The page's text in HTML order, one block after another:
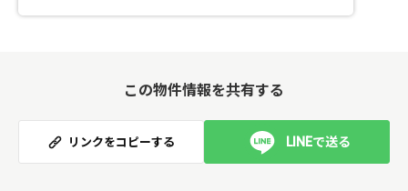
この物件情報を共有する
リンクをコピーする LINEで送る